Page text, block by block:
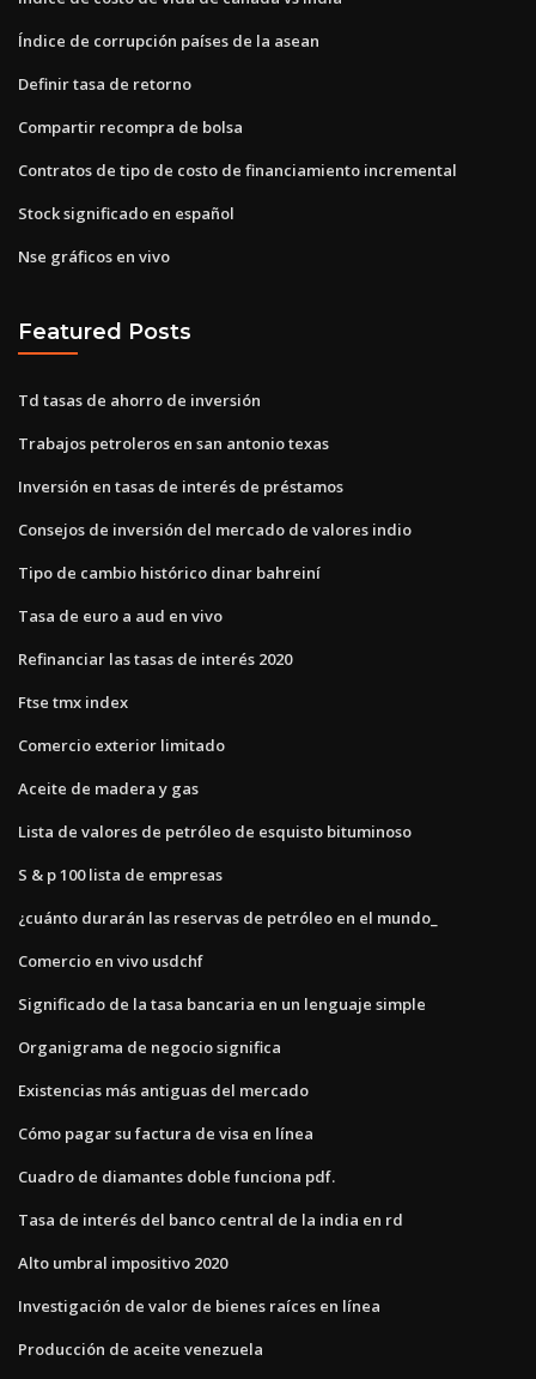
Índice de corrupción países de la asean
Definir tasa de retorno
Compartir recompra de bolsa
Contratos de tipo de costo de financiamiento incremental
Stock significado en español
Nse gráficos en vivo
Featured Posts
Td tasas de ahorro de inversión
Trabajos petroleros en san antonio texas
Inversión en tasas de interés de préstamos
Consejos de inversión del mercado de valores indio
Tipo de cambio histórico dinar bahreiní
Tasa de euro a aud en vivo
Refinanciar las tasas de interés 2020
Ftse tmx index
Comercio exterior limitado
Aceite de madera y gas
Lista de valores de petróleo de esquisto bituminoso
S & p 100 lista de empresas
¿cuánto durarán las reservas de petróleo en el mundo_
Comercio en vivo usdchf
Significado de la tasa bancaria en un lenguaje simple
Organigrama de negocio significa
Existencias más antiguas del mercado
Cómo pagar su factura de visa en línea
Cuadro de diamantes doble funciona pdf.
Tasa de interés del banco central de la india en rd
Alto umbral impositivo 2020
Investigación de valor de bienes raíces en línea
Producción de aceite venezuela